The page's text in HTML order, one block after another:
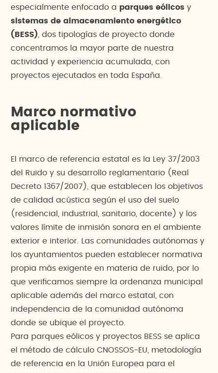
especialmente enfocado a parques eólicos y
sistemas de almacenamiento energético
(BESS) , dos tipologías de proyecto donde
concentramos la mayor parte de nuestra
actividad y experiencia acumulada, con
proyectos ejecutados en toda España.
Marco normativo
aplicable
El marco de referencia estatal es la Ley 37/2003
del Ruido y su desarrollo reglamentario (Real
Decreto 1367/2007), que establecen los objetivos
de calidad acústica según el uso del suelo
(residencial, industrial, sanitario, docente) y los
valores límite de inmisión sonora en el ambiente
exterior e interior. Las comunidades autónomas y
los ayuntamientos pueden establecer normativa
propia más exigente en materia de ruido, por lo
que verificamos siempre la ordenanza municipal
aplicable además del marco estatal, con
independencia de la comunidad autónoma
donde se ubique el proyecto.
Para parques eólicos y proyectos BESS se aplica
el método de cálculo CNOSSOS-EU, metodología
de referencia en la Unión Europea para el